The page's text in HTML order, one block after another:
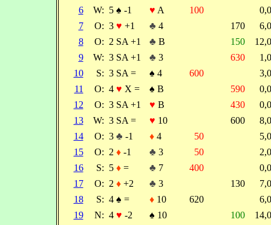
6
W: 5 ♠ -1 ♥ A 100
7
O: 3 ♥ +1 ♣ 4 170
8
O: 2 SA +1 ♣ B 150
9
W: 3 SA +1 ♣ 3 630
10
S: 3 SA = ♠ 4 600
11
O: 4 ♥ X = ♠ B 590
12
O: 3 SA +1 ♥ B 430
13
W: 3 SA = ♥ 10 600
14
O: 3 ♣ -1 ♦4 50
15
O: 2 ♦-1 ♣ 3 50
16
S: 5 ♦= ♣ 7 400
17
O: 2 ♦+2 ♣ 3 130
18
S: 4 ♠ = ♦10 620
19
N: 4 ♥ -2 ♠ 10 100